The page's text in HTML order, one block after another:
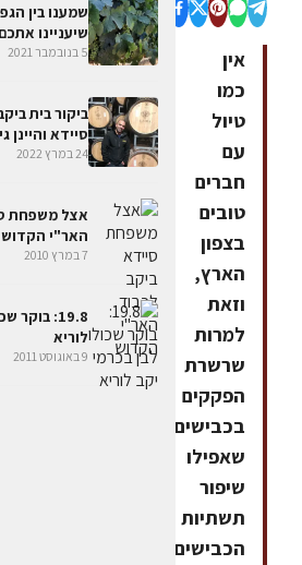
אין
כמו
טיול
עם
חברים
טובים
בצפון
הארץ,
וזאת
למרות
שרשרת
הפקקים
בכבישים,
שאפילו
שיפור
תשתיות
הכבישים
שיעניינו
5 בנובמבר 2021
ביקור בית
סיידא והיינן
24 במרץ 2022
אצל משפחת
האר"י הקדוש
7 במרץ 2010
19.8:
לוריא
9 באוגוסט 2011